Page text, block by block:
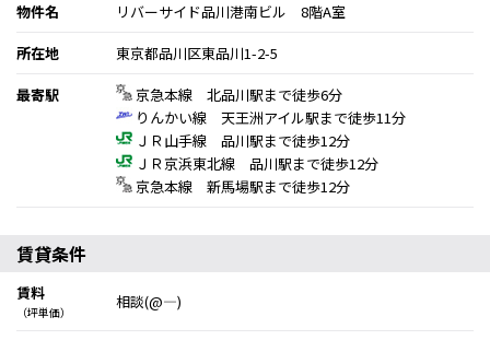
物件名
リバーサイド品川港南ビル 8階A室
所在地
東京都品川区東品川1-2-5
最寄駅
京急本線 北品川駅まで徒歩6分
りんかい線 天王洲アイル駅まで徒歩11分
ＪＲ山手線 品川駅まで徒歩12分
ＪＲ京浜東北線 品川駅まで徒歩12分
京急本線 新馬場駅まで徒歩12分
賃貸条件
賃料
（坪単価）
相談(@―)